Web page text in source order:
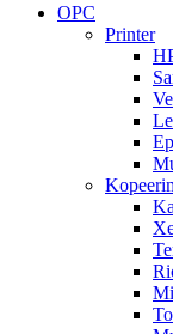
OPC
Printer